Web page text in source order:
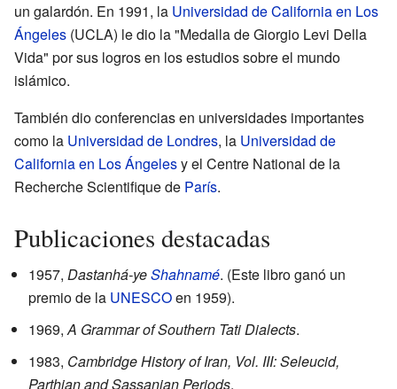
un galardón. En 1991, la Universidad de California en Los
Ángeles (UCLA) le dio la "Medalla de Giorgio Levi Della
Vida" por sus logros en los estudios sobre el mundo
islámico.
También dio conferencias en universidades importantes
como la Universidad de Londres, la Universidad de
California en Los Ángelesy el Centre National de la
Recherche Scientifique de París.
Publicaciones destacadas
1957, Dastanhá-yeShahnamé. (Este libro ganó un
premio de la UNESCOen 1959).
1969,A Grammar of Southern Tati Dialects.
1983, Cambridge History of Iran, Vol. III: Seleucid,
Parthian and Sassanian Periods.